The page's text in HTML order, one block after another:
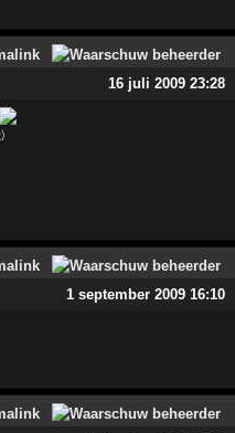
16 juli 2009 23:28
1 september 2009 16:10